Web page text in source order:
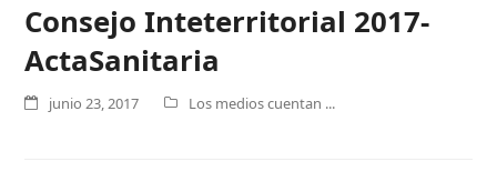
Consejo Inteterritorial 2017-
ActaSanitaria
junio 23, 2017 Los medios cuentan ...